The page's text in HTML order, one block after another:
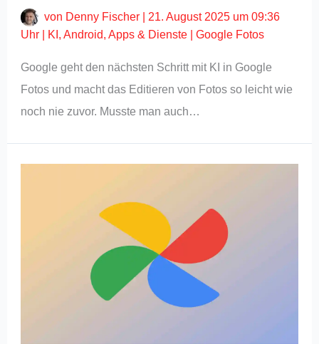
von Denny Fischer
21. August 2025 um 09:36
Uhr
KI ,Android,Apps & Dienste |Google Fotos
Google geht den nächsten Schritt mit KI in Google
Fotos und macht das Editieren von Fotos so leicht wie
noch nie zuvor. Musste man auch…